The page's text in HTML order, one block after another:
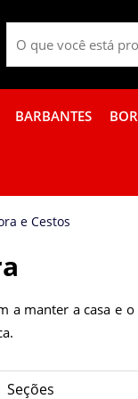
BARBANTES
e Cestos
a manter a casa